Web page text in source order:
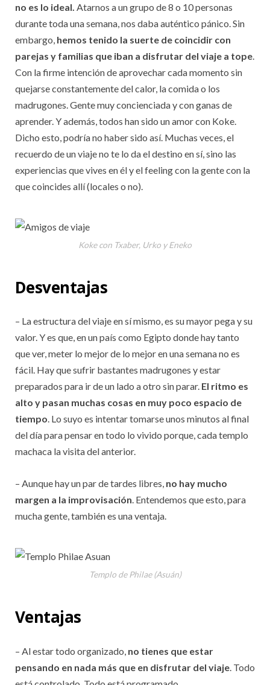
no es lo ideal. Atarnos a un grupo de 8 o 10 personas
durante toda una semana, nos daba auténtico pánico. Sin
embargo, hemos tenido la suerte de coincidir con
parejas y familias que iban a disfrutar del viaje a tope.
Con la firme intención de aprovechar cada momento sin
quejarse constantemente del calor, la comida o los
madrugones. Gente muy concienciada y con ganas de
aprender. Y además, todos han sido un amor con Koke.
Dicho esto, podría no haber sido así. Muchas veces, el
recuerdo de un viaje no te lo da el destino en sí, sino las
experiencias que vives en él y el feeling con la gente con la
que coincides allí (locales o no).
Koke con Txaber, Urko y Eneko
Desventajas
– La estructura del viaje en sí mismo, es su mayor pega y su
valor. Y es que, en un país como Egipto donde hay tanto
que ver, meter lo mejor de lo mejor en una semana no es
fácil. Hay que sufrir bastantes madrugones y estar
preparados para ir de un lado a otro sin parar. El ritmo es
alto y pasan muchas cosas en muy poco espacio de
tiempo. Lo suyo es intentar tomarse unos minutos al final
del día para pensar en todo lo vivido porque, cada templo
machaca la visita del anterior.
– Aunque hay un par de tardes libres, no hay mucho
margen a la improvisación. Entendemos que esto, para
mucha gente, también es una ventaja.
Templo de Philae (Asuán)
Ventajas
– Al estar todo organizado, no tienes que estar
pensando en nada más que en disfrutar del viaje . Todo